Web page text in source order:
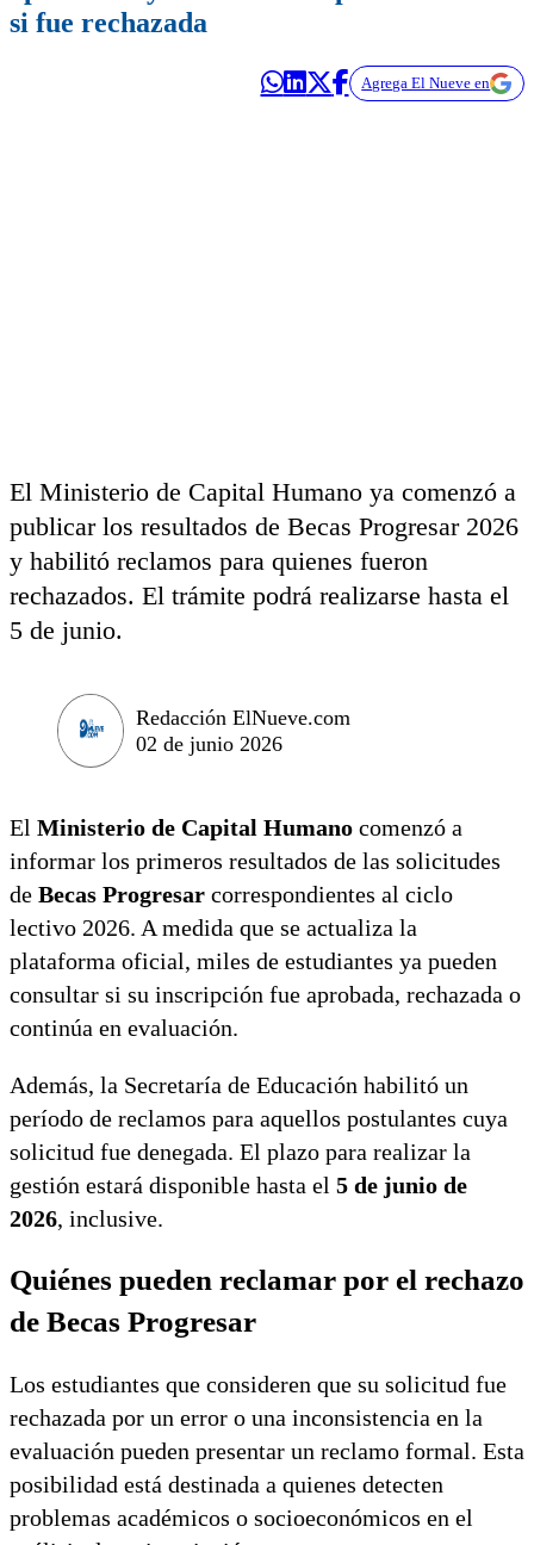
si fue rechazada
Agrega El Nueve en
El Ministerio de Capital Humano ya comenzó a
publicar los resultados de Becas Progresar 2026
y habilitó reclamos para quienes fueron
rechazados. El trámite podrá realizarse hasta el
5 de junio.
Redacción ElNueve.com
02 de junio 2026
El Ministerio de Capital Humano comenzó a
informar los primeros resultados de las solicitudes
de Becas Progresar correspondientes al ciclo
lectivo 2026. A medida que se actualiza la
plataforma oficial, miles de estudiantes ya pueden
consultar si su inscripción fue aprobada, rechazada o
continúa en evaluación.
Además, la Secretaría de Educación habilitó un
período de reclamos para aquellos postulantes cuya
solicitud fue denegada. El plazo para realizar la
gestión estará disponible hasta el 5 de junio de
2026, inclusive.
Quiénes pueden reclamar por el rechazo
de Becas Progresar
Los estudiantes que consideren que su solicitud fue
rechazada por un error o una inconsistencia en la
evaluación pueden presentar un reclamo formal. Esta
posibilidad está destinada a quienes detecten
problemas académicos o socioeconómicos en el